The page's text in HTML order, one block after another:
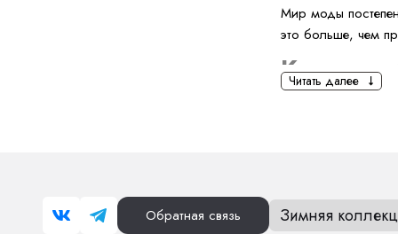
Мир моды
это больше, чем
Как
Определите
Обратите
Читать далее
Обратная связь Зимняя